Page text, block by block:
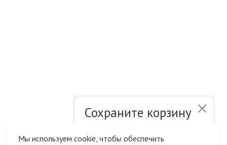
Сохраните корзину
Мы используем cookie, чтобы обеспечить